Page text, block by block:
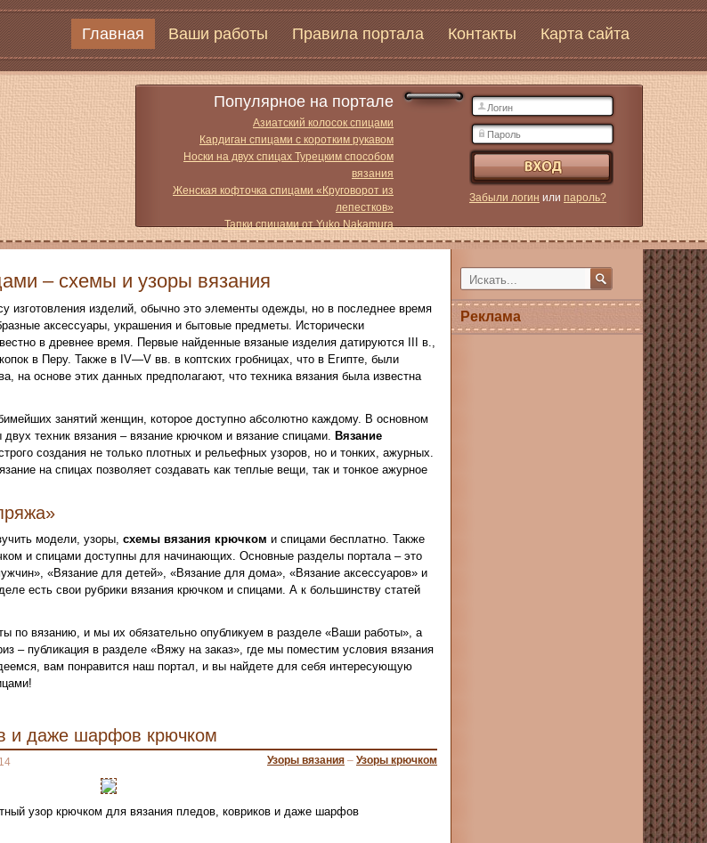
Главная Ваши работы Правила портала Контакты Карта сайта
Популярное на портале
Азиатский колосок спицами
Кардиган спицами с коротким рукавом
Носки на двух спицах Турецким способом
вязания
Женская кофточка спицами «Круговорот из
лепестков»
Тапки спицами от Yuko Nakamura
Забыли логин или пароль?
– схемы и узоры вязания
изготовления изделий, обычно это элементы одежды, но в последнее время
аксессуары, украшения и бытовые предметы. Исторически
в древнее время. Первые найденные вязаные изделия датируются III в.,
в Перу. Также в IV—V вв. в коптских гробницах, что в Египте, были
на основе этих данных предполагают, что техника вязания была известна
занятий женщин, которое доступно абсолютно каждому. В основном
техник вязания – вязание крючком и вязание спицами. Вязание
создания не только плотных и рельефных узоров, но и тонких, ажурных.
на спицах позволяет создавать как теплые вещи, так и тонкое ажурное
модели, узоры, схемы вязания крючком и спицами бесплатно. Также
и спицами доступны для начинающих. Основные разделы портала – это
«Вязание для детей», «Вязание для дома», «Вязание аксессуаров» и
есть свои рубрики вязания крючком и спицами. А к большинству статей
по вязанию, и мы их обязательно опубликуем в разделе «Ваши работы», а
– публикация в разделе «Вяжу на заказ», где мы поместим условия вязания
вам понравится наш портал, и вы найдете для себя интересующую
и даже шарфов крючком
Узоры вязания – Узоры крючком
узор крючком для вязания пледов, ковриков и даже шарфов
Реклама